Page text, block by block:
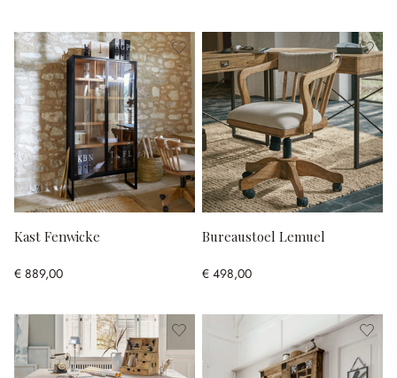
Kast Fenwicke
€ 889,00
Bureaustoel Lemuel
€ 498,00